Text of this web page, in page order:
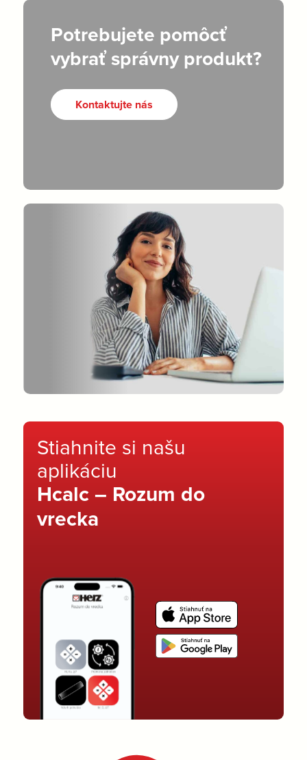
Potrebujete pomôcť
vybrať správny produkt?
Kontaktujte nás
Stiahnite si našu
aplikáciu
Hcalc – Rozum do
vrecka